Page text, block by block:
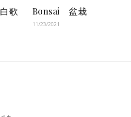
歌
Bonsai 盆栽
11/23/2021